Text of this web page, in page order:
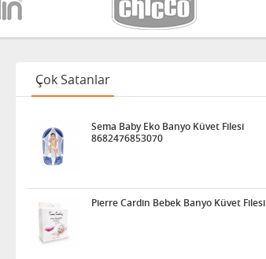
Çok Satanlar
Sema Baby Eko Banyo Küvet Filesi
8682476853070
Pierre Cardin Bebek Banyo Küvet Filesi